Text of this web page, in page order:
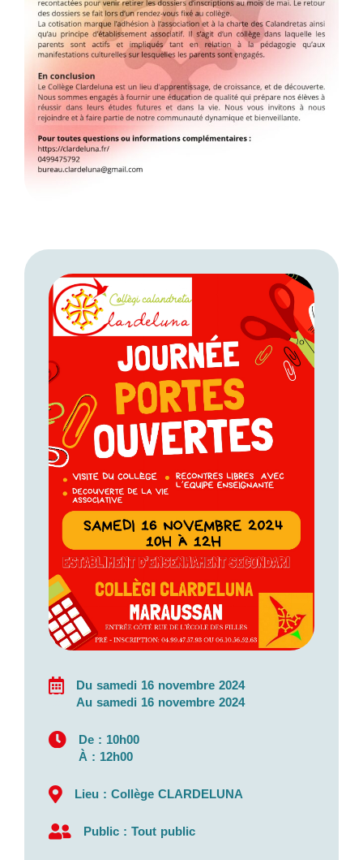
Du samedi 16 novembre 2024
Au samedi 16 novembre 2024
De : 10h00
À : 12h00
Lieu : Collège CLARDELUNA
Public : Tout public